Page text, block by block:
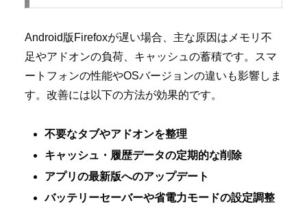
Android版Firefoxが遅い場合、主な原因はメモリ不
足やアドオンの負荷、キャッシュの蓄積です。スマ
ートフォンの性能やOSバージョンの違いも影響しま
す。改善には以下の方法が効果的です。
不要なタブやアドオンを整理
キャッシュ・履歴データの定期的な削除
アプリの最新版へのアップデート
バッテリーセーバーや省電力モードの設定調整